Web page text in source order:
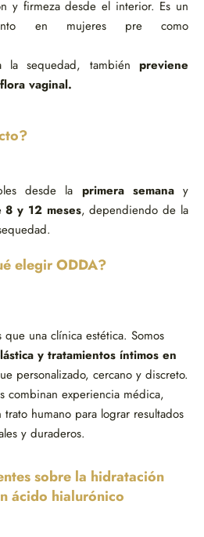
y firmeza desde el interior. Es un
en mujeres pre como
sequedad, también previene
vaginal.
desde la primera semanay
8 y 12 meses, dependiendo de la
elegir ODDA?
que una clínica estética. Somos
y tratamientos íntimos en
personalizado, cercano y discreto.
combinan experiencia médica,
humano para lograr resultados
y duraderos.
sobre la hidratación
ácido hialurónico